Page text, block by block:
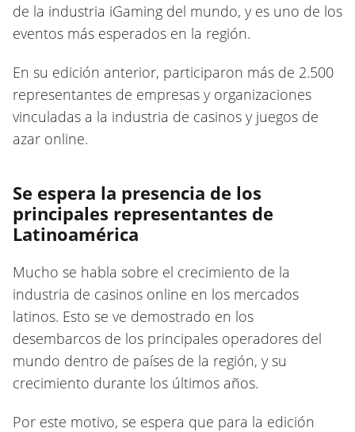
de la industria iGaming del mundo, y es uno de los
eventos más esperados en la región.
En su edición anterior, participaron más de 2.500
representantes de empresas y organizaciones
vinculadas a la industria de casinos y juegos de
azar online.
Se espera la presencia de los
principales representantes de
Latinoamérica
Mucho se habla sobre el crecimiento de la
industria de casinos online en los mercados
latinos. Esto se ve demostrado en los
desembarcos de los principales operadores del
mundo dentro de países de la región, y su
crecimiento durante los últimos años.
Por este motivo, se espera que para la edición